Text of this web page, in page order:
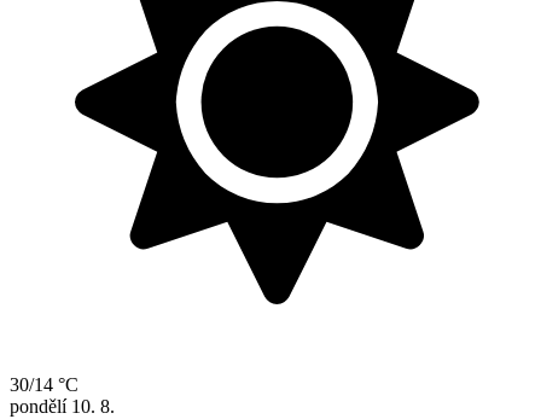
30/14 °C
pondělí 10. 8.